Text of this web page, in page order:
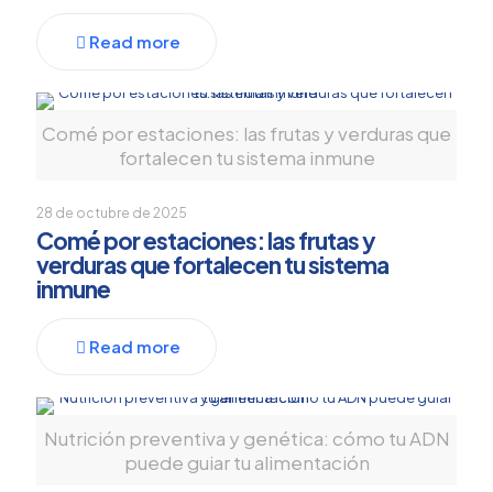
Read more
Comé por estaciones: las frutas y verduras que
fortalecen tu sistema inmune
28 de octubre de 2025
Comé por estaciones: las frutas y
verduras que fortalecen tu sistema
inmune
Read more
Nutrición preventiva y genética: cómo tu ADN
puede guiar tu alimentación